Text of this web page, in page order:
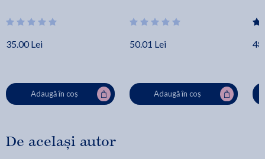
35.00 Lei
Adaugă în coș
50.01 Lei
Adaugă în coș
De același autor